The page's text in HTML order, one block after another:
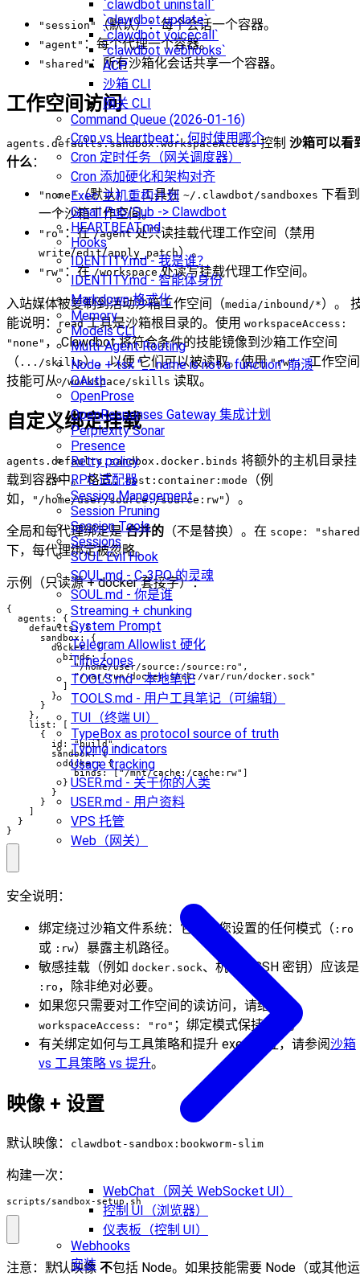
`clawdbot uninstall`
`clawdbot update`
`clawdbot voicecall`
`clawdbot webhooks`
ACP
沙箱 CLI
网关 CLI
Command Queue (2026-01-16)
Cron vs Heartbeat：何时使用哪个
Cron 定时任务（网关调度器）
Cron 添加硬化和架构对齐
Exec 主机重构计划
Gmail Pub/Sub -> Clawdbot
HEARTBEAT.md
Hooks
IDENTITY.md - 我是谁？
IDENTITY.md - 智能体身份
Markdown 格式化
Memory
Models CLI
Multi-Agent Routing
Node + tsx "__name is not a function" 崩溃
OAuth
OpenProse
OpenResponses Gateway 集成计划
Perplexity Sonar
Presence
Retry policy
RPC 适配器
Session Management
Session Pruning
Session Tools
Sessions
SOUL Evil Hook
SOUL.md - C-3PO 的灵魂
SOUL.md - 你是谁
Streaming + chunking
System Prompt
Telegram Allowlist 硬化
Timezones
TOOLS.md - 本地笔记
TOOLS.md - 用户工具笔记（可编辑）
TUI（终端 UI）
TypeBox as protocol source of truth
Typing indicators
Usage tracking
USER.md - 关于你的人类
USER.md - 用户资料
VPS 托管
Web（网关）
WebChat（网关 WebSocket UI）
控制 UI（浏览器）
仪表板（控制 UI）
Webhooks
安装
"session" （默认）：每个会话一个容器。
"agent" ：每个代理一个容器。
"shared"：所有沙箱化会话共享一个容器。
工作空间访问
agents.defaults.sandbox.workspaceAccess控制 沙箱可以看
什么：
"none"（默认）：工具在 ~/.clawdbot/sandboxes 下看到
一个沙箱工作空间。
"ro" ：在/agent处只读挂载代理工作空间（禁用
write/edit/apply_patch）。
"rw" ：在/workspace处读写挂载代理工作空间。
入站媒体被复制到活动沙箱工作空间（media/inbound/*）。
能说明：read工具是沙箱根目录的。使用 workspaceAccess:
"none" ， Clawdbot 将符合条件的技能镜像到沙箱工作空间
（ .../skills），以便 它们可以被读取。使用"rw"，工作空间
技能可从/workspace/skills 读取。
自定义绑定挂载
agents.defaults.sandbox.docker.binds 将额外的主机目录挂
载到容器中。 格式：host:container:mode
（例
如，
"/home/user/source:/source:rw" ）。
全局和每代理绑定是合并的 （不是替换）。在 scope:
下，每代理绑定被忽略。
示例（只读源 + docker 套接字）：
{
  agents: {
    defaults: {
      sandbox: {
        docker: {
          binds: [
            "/home/user/source:/source:ro",
            "/var/run/docker.sock:/var/run/docker.sock"
          ]
        }
      }
    },
    list: [
      {
        id: "build",
        sandbox: {
          docker: {
            binds: ["/mnt/cache:/cache:rw"]
          }
        }
      }
    ]
  }
}
安全说明：
绑定绕过沙箱文件系统：它们以您设置的任何模式（ :ro
或 :rw）暴露主机路径。
敏感挂载（例如 docker.sock、机密、SSH 密钥）应该是
:ro ，除非绝对必要。
如果您只需要对工作空间的读访问，请结合
workspaceAccess: "ro" ；绑定模式保持独立。
有关绑定如何与工具策略和提升 exec 交互，请参阅沙箱
vs 工具策略 vs 提升。
映像 + 设置
默认映像： clawdbot-sandbox:bookworm-slim
构建一次：
scripts/sandbox-setup.sh
注意：默认映像 不包括 Node。如果技能需要 Node（或其他运